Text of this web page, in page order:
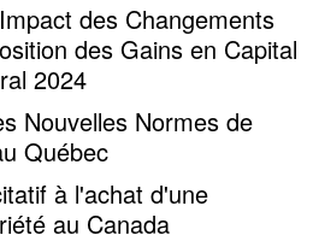
des Changements
des Gains en Capital
2024
Nouvelles Normes de
Québec
à l'achat d'une
au Canada